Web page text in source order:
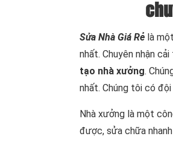
Sửa Nhà Giá Rẻ là
nhất. Chuyên nhận
tạo nhà xưởng.
nhất. Chúng tôi có
Nhà xưởng là một
được, sửa chữa